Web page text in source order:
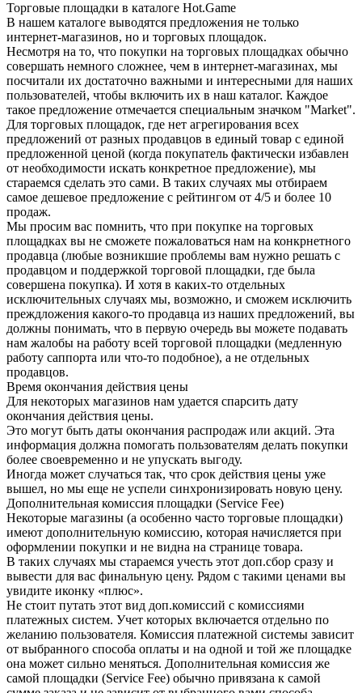
Торговые площадки в каталоге Hot.Game
В нашем каталоге выводятся предложения не только
интернет-магазинов, но и торговых площадок.
Несмотря на то, что покупки на торговых площадках обычно
совершать немного сложнее, чем в интернет-магазинах, мы
посчитали их достаточно важными и интересными для наших
пользователей, чтобы включить их в наш каталог. Каждое
такое предложение отмечается специальным значком "Market".
Для торговых площадок, где нет агрегирования всех
предложений от разных продавцов в единый товар с единой
предложенной ценой (когда покупатель фактически избавлен
от необходимости искать конкретное предложение), мы
стараемся сделать это сами. В таких случаях мы отбираем
самое дешевое предложение с рейтингом от 4/5 и более 10
продаж.
Мы просим вас помнить, что при покупке на торговых
площадках вы не сможете пожаловаться нам на конкрнетного
продавца (любые возникшие проблемы вам нужно решать с
продавцом и поддержкой торговой площадки, где была
совершена покупка). И хотя в каких-то отдельных
исключительных случаях мы, возможно, и сможем исключить
преждложения какого-то продавца из наших предложений, вы
должны понимать, что в первую очередь вы можете подавать
нам жалобы на работу всей торговой площадки (медленную
работу саппорта или что-то подобное), а не отдельных
продавцов.
Время окончания действия цены
Для некоторых магазинов нам удается спарсить дату
окончания действия цены.
Это могут быть даты окончания распродаж или акций. Эта
информация должна помогать пользователям делать покупки
более своевременно и не упускать выгоду.
Иногда может случаться так, что срок действия цены уже
вышел, но мы еще не успели синхронизировать новую цену.
Дополнительная комиссия площадки (Service Fee)
Некоторые магазины (а особенно часто торговые площадки)
имеют дополнительную комиссию, которая начисляется при
оформлении покупки и не видна на странице товара.
В таких случаях мы стараемся учесть этот доп.сбор сразу и
вывести для вас финальную цену. Рядом с такими ценами вы
увидите иконку «плюс».
Не стоит путать этот вид доп.комиссий с комиссиями
платежных систем. Учет которых включается отдельно по
желанию пользователя. Комиссия платежной системы зависит
от выбранного способа оплаты и на одной и той же площадке
она может сильно меняться. Дополнительная комиссия же
самой площадки (Service Fee) обычно привязана к самой